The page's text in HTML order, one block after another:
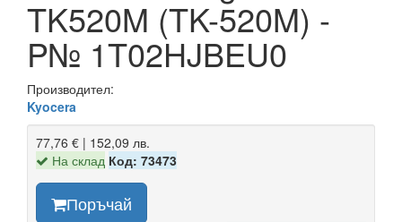
TK520M (TK-520M) -
P№ 1T02HJBEU0
Производител:
Kyocera
77,76 € | 152,09 лв.
На склад Код: 73473
Поръчай